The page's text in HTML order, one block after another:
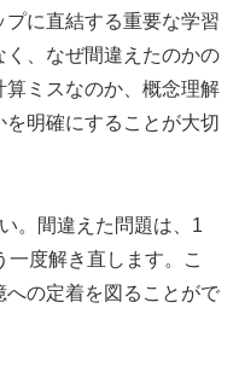
プに直結する重要な学習
、なぜ間違えたのかの
算ミスなのか、概念理解
明確にすることが大切
。間違えた問題は、1
度解き直します。こ
の定着を図ることがで